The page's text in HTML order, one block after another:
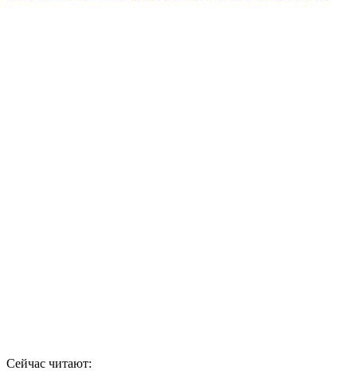
Сейчас читают: